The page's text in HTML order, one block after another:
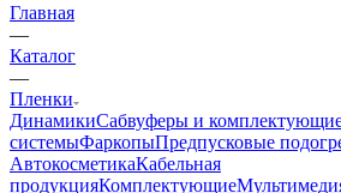
Главная
—
Каталог
—
Пленки
ДинамикиСабвуферы и
системыФаркопыПредпусковые
АвтокосметикаКабельная
продукцияКомплектующие